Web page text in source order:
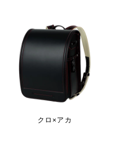
クロ×アカ